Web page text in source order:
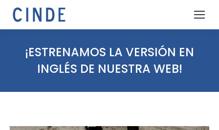
¡ESTRENAMOS LA VERSIÓN EN
INGLÉS DE NUESTRA WEB!